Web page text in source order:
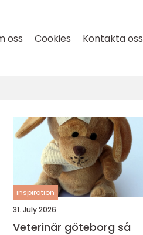
oss Cookies Kontakta oss
inspiration
31. July 2026
Veterinär göteborg så